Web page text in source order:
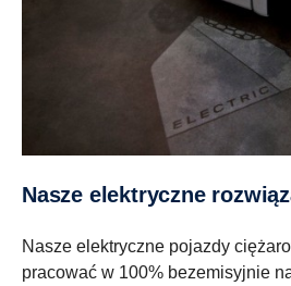
Nasze elektryczne
Nasze elektryczne pojazdy
pracować w 100% bezemisyjnie